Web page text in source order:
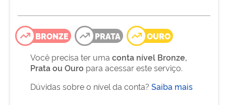
BRONZE PRATA
OURO
Você precisa ter uma conta nível Bronze,
Prata ou Ouro para acessar este serviço.
Dúvidas sobre o nível da conta? Saiba mais